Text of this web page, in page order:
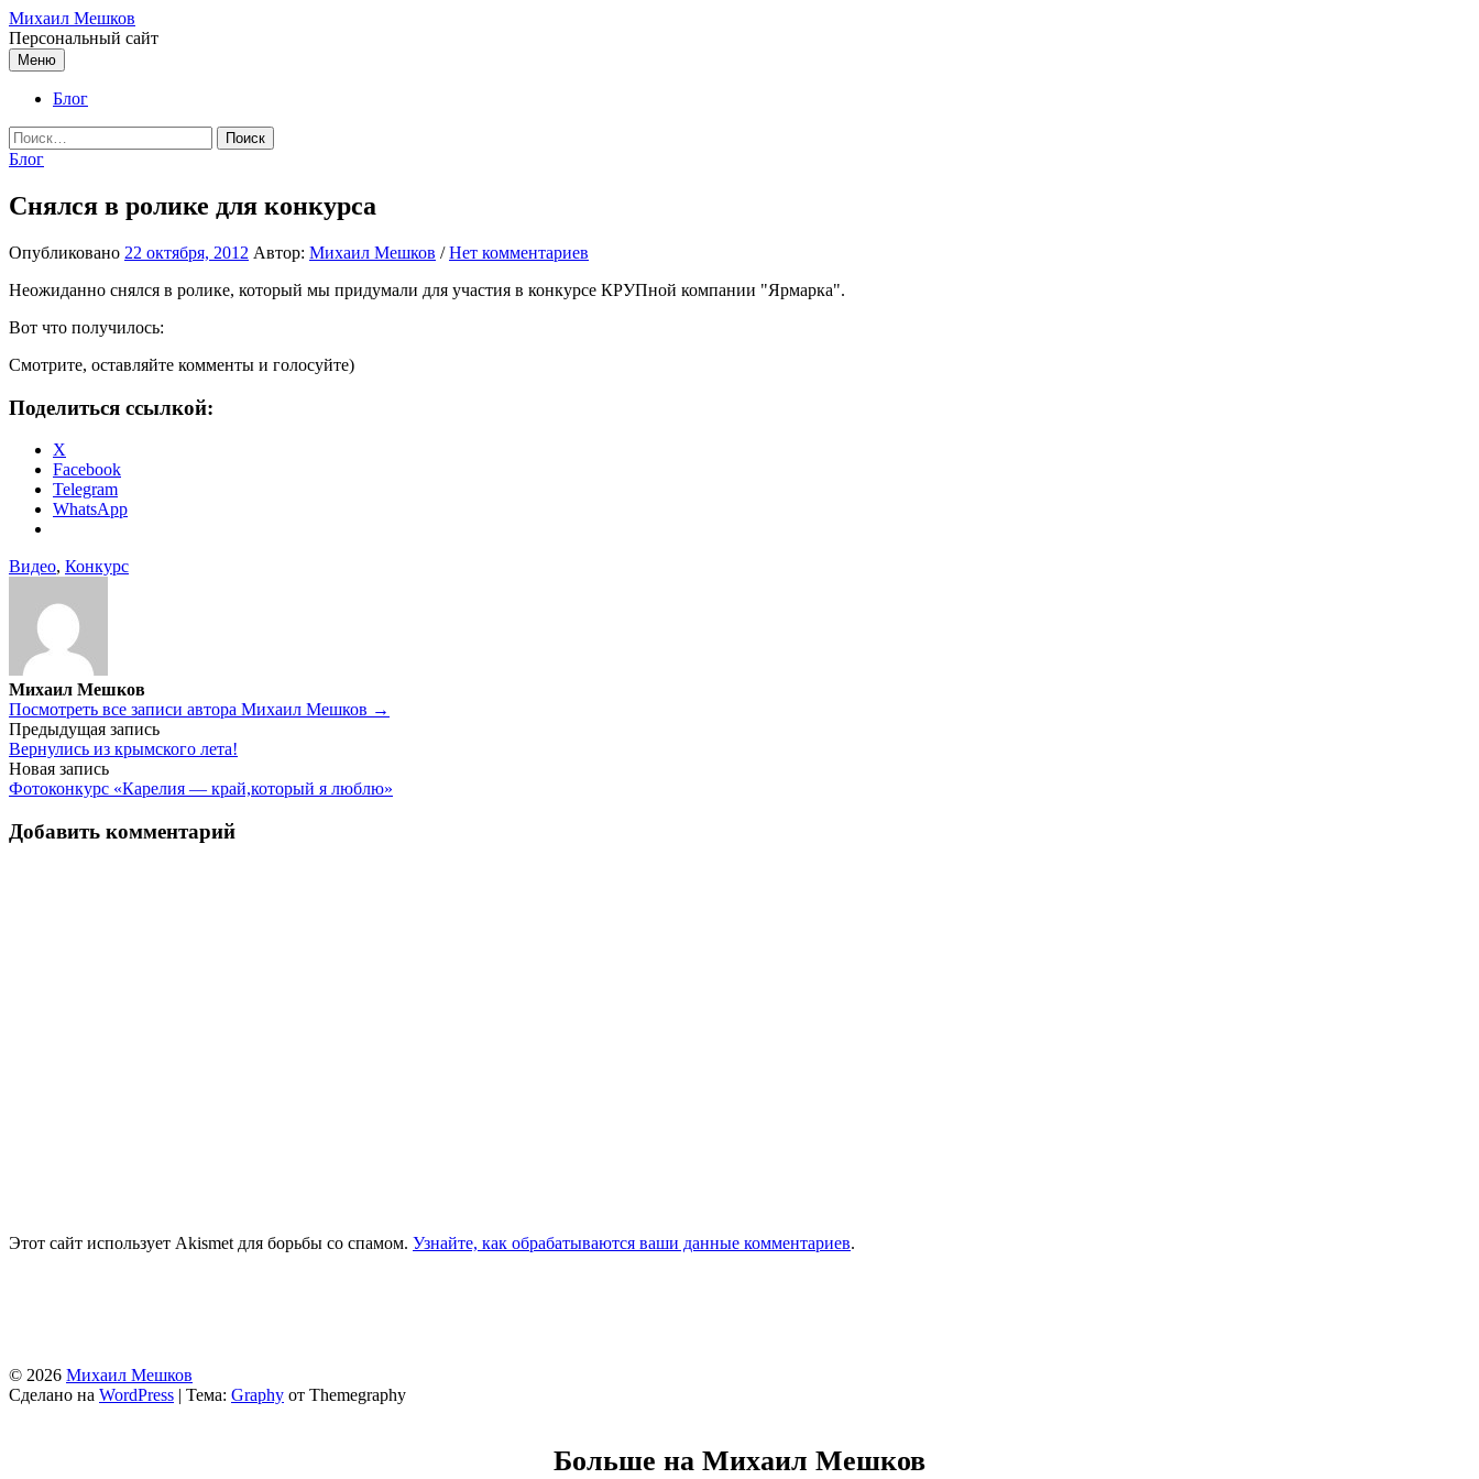
Перейти
к
содержимому
Михаил Мешков
Персональный сайт
Меню
Блог
Найти:
Блог
Снялся в ролике для конкурса
Опубликовано 22 октября, 2012 Автор: Михаил Мешков /Нет комментариев
Неожиданно снялся в ролике, который мы придумали для участия в конкурсе КРУПной компании "Ярмарка".
Вот что получилось:
Смотрите, оставляйте комменты и голосуйте)
Поделиться ссылкой:
X
Facebook
Telegram
WhatsApp
Видео, Конкурс
Михаил Мешков
Посмотреть все записи автора Михаил Мешков →
Навигация
по
записям
Предыдущая запись
Вернулись из крымского лета!
Новая запись
Фотоконкурс «Карелия — край,который я люблю»
Добавить комментарий
Этот сайт использует Akismet для борьбы со спамом. Узнайте, как обрабатываются ваши данные комментариев.
© 2026 Михаил Мешков
Сделано на WordPress | Тема: Graphy от Themegraphy
Больше на Михаил Мешков